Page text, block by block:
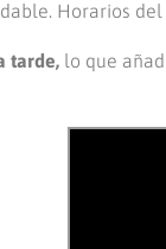
Horarios
tarde, lo que